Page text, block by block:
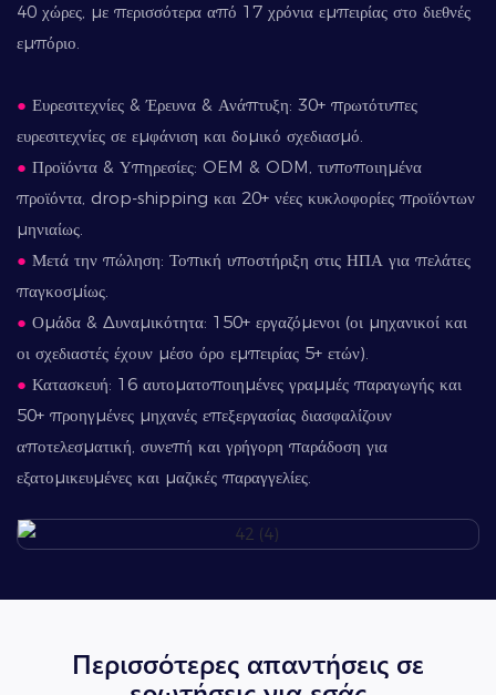
40 χώρες, με περισσότερα από 17 χρόνια εμπειρίας στο διεθνές
εμπόριο.
● Ευρεσιτεχνίες & Έρευνα & Ανάπτυξη: 30+ πρωτότυπες
ευρεσιτεχνίες σε εμφάνιση και δομικό σχεδιασμό.
● Προϊόντα & Υπηρεσίες: OEM & ODM, τυποποιημένα
προϊόντα, drop-shipping και 20+ νέες κυκλοφορίες προϊόντων
μηνιαίως.
● Μετά την πώληση: Τοπική υποστήριξη στις ΗΠΑ για πελάτες
παγκοσμίως.
● Ομάδα & Δυναμικότητα: 150+ εργαζόμενοι (οι μηχανικοί και
οι σχεδιαστές έχουν μέσο όρο εμπειρίας 5+ ετών).
● Κατασκευή: 16 αυτοματοποιημένες γραμμές παραγωγής και
50+ προηγμένες μηχανές επεξεργασίας διασφαλίζουν
αποτελεσματική, συνεπή και γρήγορη παράδοση για
εξατομικευμένες και μαζικές παραγγελίες.
Περισσότερες απαντήσεις σε